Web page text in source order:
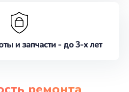
и запчасти - до 3-х лет